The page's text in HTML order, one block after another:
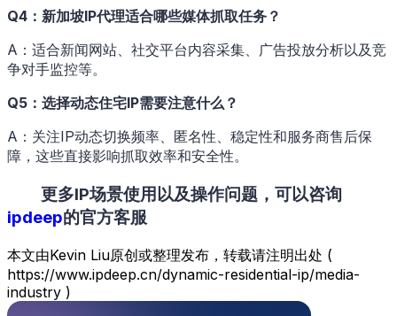
Q4：新加坡IP代理适合哪些媒体抓取任务？
A：适合新闻网站、社交平台内容采集、广告投放分析以及竞
争对手监控等。
Q5：选择动态住宅IP需要注意什么？
A：关注IP动态切换频率、匿名性、稳定性和服务商售后保
障，这些直接影响抓取效率和安全性。
更多IP场景使用以及操作问题，可以咨询
ipdeep的官方客服
本文由Kevin Liu原创或整理发布，转载请注明出处 (
https://www.ipdeep.cn/dynamic-residential-ip/media-
industry )